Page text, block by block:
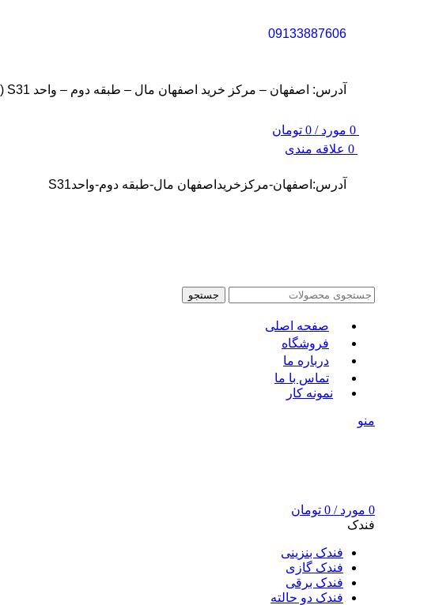
09133887606
آدرس: اصفهان – مرکز خرید اصفهان مال – طبقه دوم – واحد S31 (سفارشات شما نهایتا تا سه روز کاری تحویل پست خواهد شد.)
0 مورد /
0 تومان
0 علاقه مندی
آدرس:اصفهان-مرکزخریداصفهان مال-طبقه دوم-واحدS31
جستجو
صفحه اصلی
فروشگاه
درباره ما
تماس با ما
نمونه کار
منو
0 مورد /
0 تومان
فندک
فندک بنزینی
فندک گازی
فندک برقی
فندک دو حالته